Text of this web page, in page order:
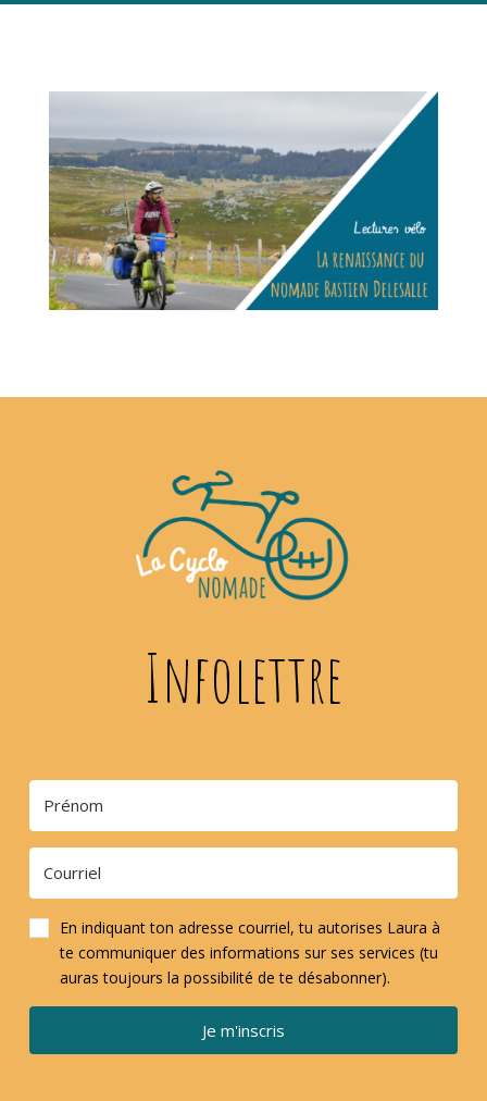
Infolettre
En indiquant ton adresse courriel, tu autorises Laura à
te communiquer des informations sur ses services (tu
auras toujours la possibilité de te désabonner).
Je m'inscris